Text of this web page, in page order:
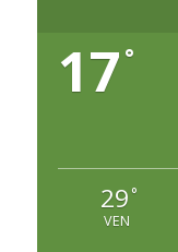
17 °
29 °
VEN